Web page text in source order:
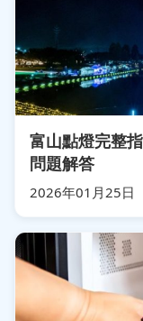
富山點燈完整
問題解答
2026年01月25日